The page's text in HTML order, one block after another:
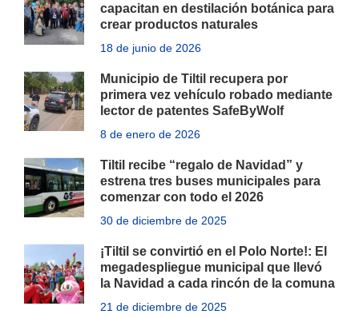
capacitan en destilación botánica para
crear productos naturales
18 de junio de 2026
Municipio de Tiltil recupera por
primera vez vehículo robado mediante
lector de patentes SafeByWolf
8 de enero de 2026
Tiltil recibe “regalo de Navidad” y
estrena tres buses municipales para
comenzar con todo el 2026
30 de diciembre de 2025
¡Tiltil se convirtió en el Polo Norte!: El
megadespliegue municipal que llevó
la Navidad a cada rincón de la comuna
21 de diciembre de 2025